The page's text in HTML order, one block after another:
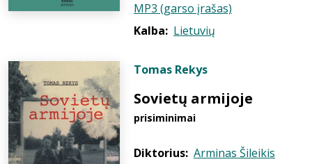
MP3 (garso įrašas)
Kalba: Lietuvių
Tomas Rekys
Sovietų armijoje
prisiminimai
Diktorius: Arminas Šileikis